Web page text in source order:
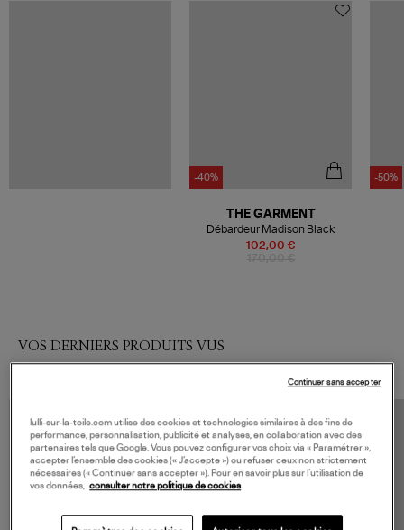
-40%
102,00 €
THE GARMENT
Débardeur Madison Black
-50%
VOS DERNIERS PRODUITS VUS
lulli-sur-la-toile.com utilise des cookies et technologies similaires à des fins de
performance, personnalisation, publicité et analyses, en collaboration avec des
partenaires tels que Google. Vous pouvez configurer vos choix via « Paramétrer »,
accepter l’ensemble des cookies (« J’accepte ») ou refuser ceux non strictement
nécessaires (« Continuer sans accepter »). Pour en savoir plus sur l’utilisation de
vos données,
consulter notre politique de cookies
Continuer sans accepter